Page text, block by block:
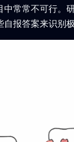
中常常不可行。
报答案来识别